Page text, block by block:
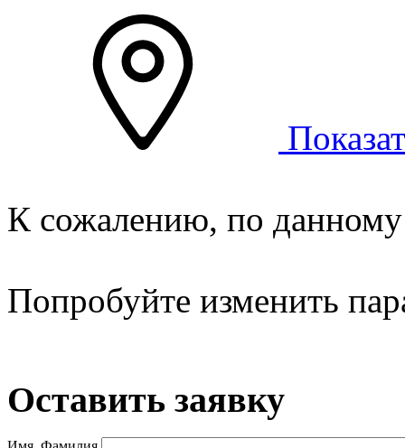
К сожалению, по данному
Попробуйте изменить
Оставить заявку